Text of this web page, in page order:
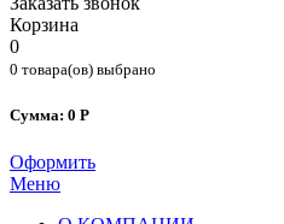
Корзина
0
0 товара(ов) выбрано
Сумма: 0 Р
Оформить
Меню